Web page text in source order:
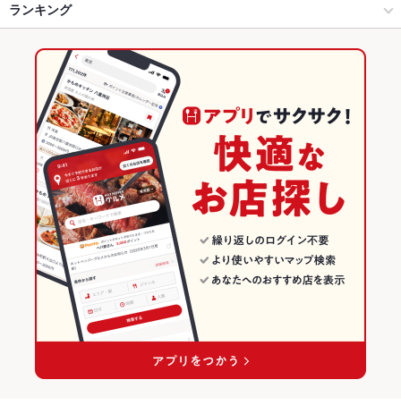
烏丸御池・四条烏丸 × 焼肉
烏丸駅 × 焼肉・ホルモン
烏丸駅 × 焼肉
四条烏丸 × 焼肉
京都 × 焼肉・ホルモン
京都 × 焼肉
四条駅
にんにく料理
ランキング
京都のグルメランキング
京都の焼肉・ホルモンランキング
烏丸御池・四条烏丸のグルメランキング
烏丸御池・四条烏丸の焼肉・ホルモンランキング
四条烏丸のグルメランキング
四条烏丸の焼肉・ホルモンランキング